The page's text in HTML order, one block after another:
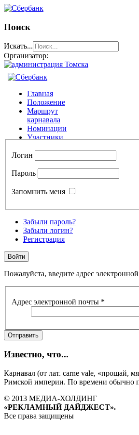
Поиск
Искать...
Организатор:
Логин
Пароль
Запомнить меня
Забыли пароль?
Забыли логин?
Регистрация
Пожалуйста, введите адрес
Адрес электронной почты *
Отправить
Известно, что...
Карнавал (от лат. carne vale, «прощай,
Римской империи. По времени обычно
© 2013 МЕДИА-ХОЛДИНГ
«РЕКЛАМНЫЙ ДАЙДЖЕСТ».
Все права защищены